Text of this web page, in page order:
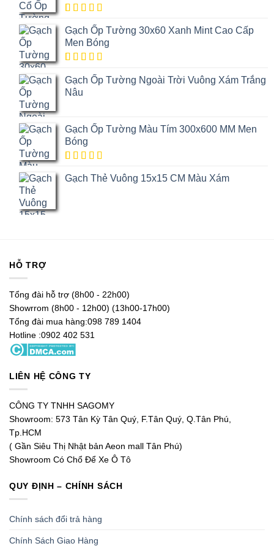
trên
5 dựa trên
đánh giá
Gạch Ốp Tường 30x60 Xanh Mint Cao Cấp
Men Bóng
trên
5 dựa trên
đánh giá
Gạch Ốp Tường Ngoài Trời Vuông Xám Trắng
Nâu
Gạch Ốp Tường Màu Tím 300x600 MM Men
Bóng
5 dựa trên
Gạch Thẻ Vuông 15x15 CM Màu Xám
HỖ TRỢ
Tổng đài hỗ trợ (8h00 - 22h00)
Showrrom (8h00 - 12h00) (13h00-17h00)
Tổng đài mua hàng:098 789 1404
Hotline :0902 402 531
LIÊN HỆ CÔNG TY
CÔNG TY TNHH SAGOMY
Showroom: 573 Tân Kỳ Tân Quý, F.Tân Quý, Q.Tân Phú,
Tp.HCM
( Gần Siêu Thị Nhật bản Aeon mall Tân Phú)
Showroom Có Chổ Để Xe Ô Tô
QUY ĐỊNH – CHÍNH SÁCH
Chính sách đổi trả hàng
Chính Sách Giao Hàng